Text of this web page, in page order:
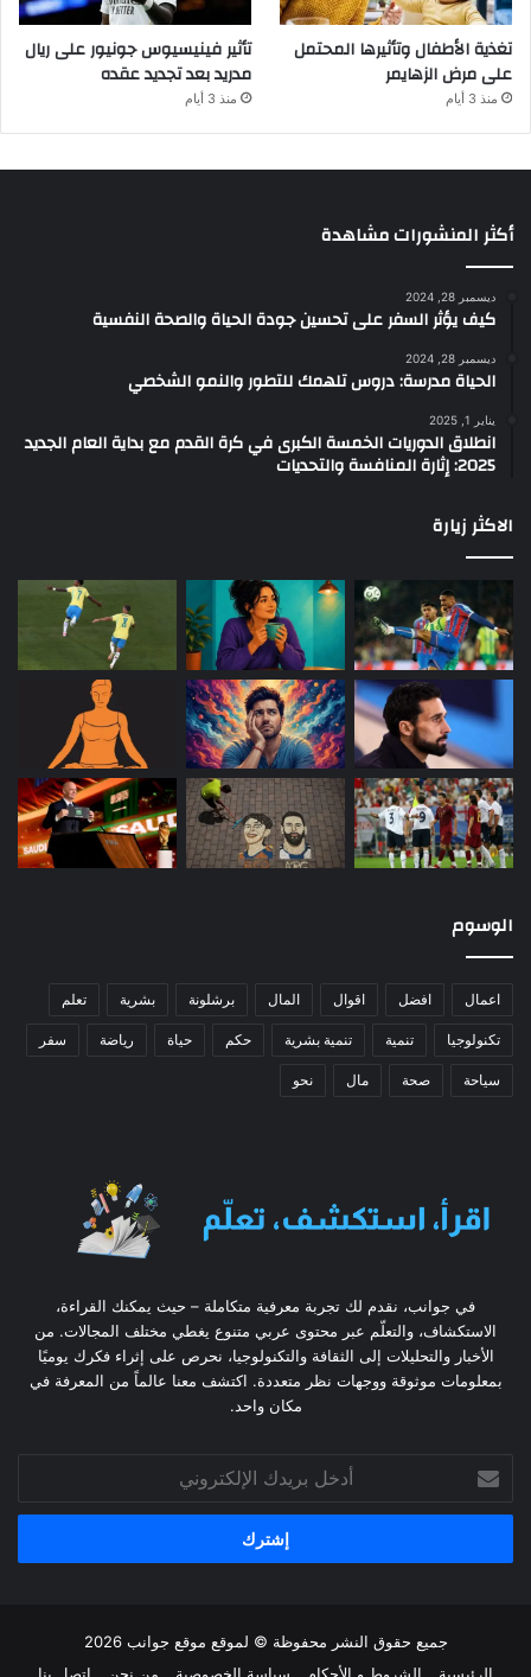
تغذية الأطفال وتأثيرها المحتمل
على مرض الزهايمر
منذ 3 أيام
تأثير فينيسيوس جونيور على ريال
مدريد بعد تجديد عقده
منذ 3 أيام
أكثر المنشورات مشاهدة
ديسمبر 28, 2024
كيف يؤثر السفر على تحسين جودة الحياة والصحة النفسية
ديسمبر 28, 2024
الحياة مدرسة: دروس تلهمك للتطور والنمو الشخصي
يناير 1, 2025
انطلاق الدوريات الخمسة الكبرى في كرة القدم مع بداية العام الجديد
2025: إثارة المنافسة والتحديات
الاكثر زيارة
الوسوم
اعمال افضل اقوال المال برشلونة بشرية تعلم
تكنولوجيا تنمية تنمية بشرية حكم حياة رياضة سفر
سياحة صحة مال نحو
في جوانب، نقدم لك تجربة معرفية متكاملة – حيث يمكنك القراءة،
الاستكشاف، والتعلّم عبر محتوى عربي متنوع يغطي مختلف المجالات. من
الأخبار والتحليلات إلى الثقافة والتكنولوجيا، نحرص على إثراء فكرك يوميًا
بمعلومات موثوقة ووجهات نظر متعددة. اكتشف معنا عالماً من المعرفة في
مكان واحد.
بريدك
الإلكتروني
جميع حقوق النشر محفوظة © لموقع موقع جوانب 2026
الرئيسية
الشروط و الأحكام سياسة الخصوصية من نحن إتصل بنا